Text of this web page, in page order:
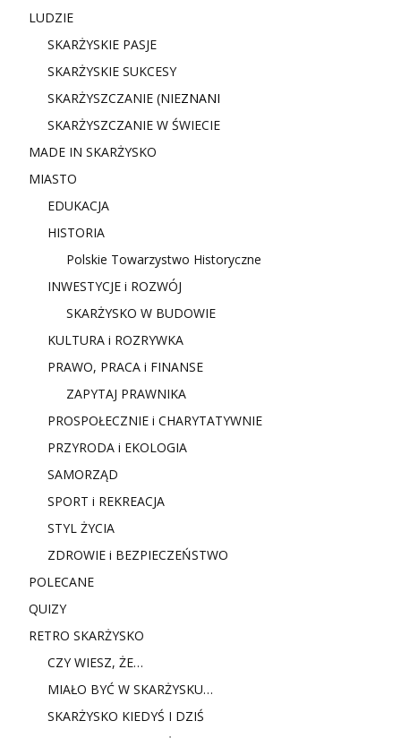
LUDZIE
SKARŻYSKIE PASJE
SKARŻYSKIE SUKCESY
SKARŻYSZCZANIE (NIEZNANI
SKARŻYSZCZANIE W ŚWIECIE
MADE IN SKARŻYSKO
MIASTO
EDUKACJA
HISTORIA
Polskie Towarzystwo Historyczne
INWESTYCJE i ROZWÓJ
SKARŻYSKO W BUDOWIE
KULTURA i ROZRYWKA
PRAWO, PRACA i FINANSE
ZAPYTAJ PRAWNIKA
PROSPOŁECZNIE i CHARYTATYWNIE
PRZYRODA i EKOLOGIA
SAMORZĄD
SPORT i REKREACJA
STYL ŻYCIA
ZDROWIE i BEZPIECZEŃSTWO
POLECANE
QUIZY
RETRO SKARŻYSKO
CZY WIESZ, ŻE…
MIAŁO BYĆ W SKARŻYSKU…
SKARŻYSKO KIEDYŚ I DZIŚ